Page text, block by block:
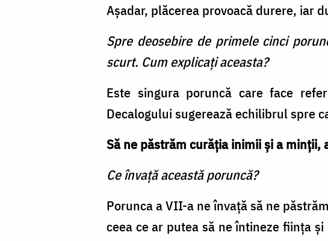
Aşadar, plăcerea provoacă durere, iar
Spre deosebire de primele cinci
scurt. Cum explicaţi aceasta?
Este singura poruncă care face
Decalogului sugerează echilibrul spre
Să ne păstrăm curăţia inimii şi a
Ce învaţă această poruncă?
Porunca a VII-a ne învaţă să ne
ceea ce ar putea să ne întineze fiinţa